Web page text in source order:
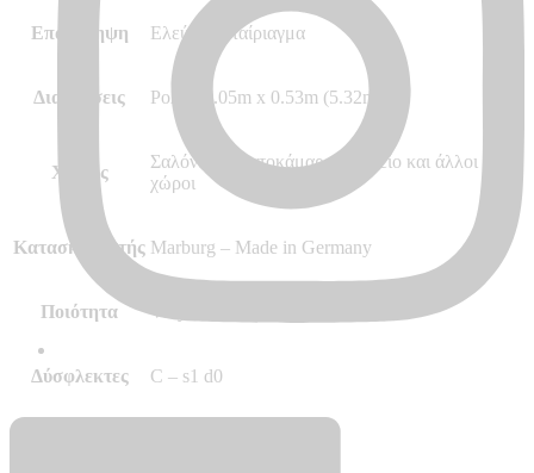
Επανάληψη Ελεύθερο ταίριαγμα
Διαστάσεις Ρολό 10.05m x 0.53m (5.32m²)
Χώρος
Σαλόνι Κρεβατοκάμαρα Γραφείο και άλλοι
χώροι
Κατασκευαστής Marburg – Made in Germany
Ποιότητα Vinyl, Vlies – Non Woven
Δύσφλεκτες C – s1 d0